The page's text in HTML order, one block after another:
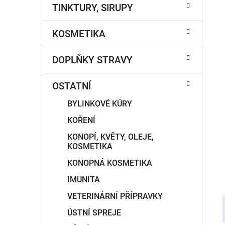
TINKTURY, SIRUPY
KOSMETIKA
DOPLŇKY STRAVY
OSTATNÍ
BYLINKOVÉ KÚRY
KOŘENÍ
KONOPÍ, KVĚTY, OLEJE,
KOSMETIKA
KONOPNÁ KOSMETIKA
IMUNITA
VETERINÁRNÍ PŘÍPRAVKY
ÚSTNÍ SPREJE